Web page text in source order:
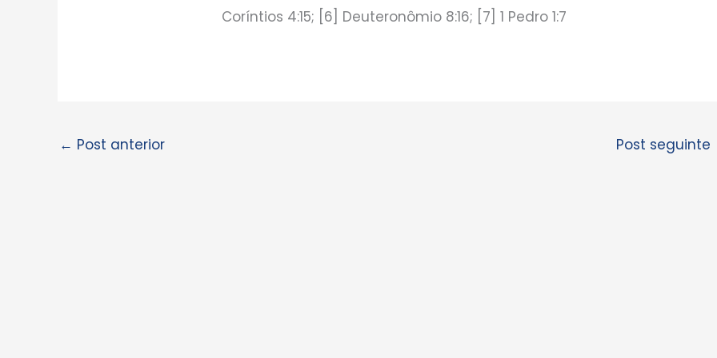
Coríntios 4:15; [6] Deuteronômio 8:16; [7] 1 Pedro 1:7
← Post anterior Post seguinte